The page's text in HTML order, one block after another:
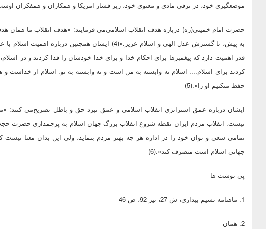
موضعگيرى خود، در ترقى مادى و معنوى خود، زير فشار امريكا و همكاران و همفكران
حضرت امام خميني(ره) درباره هدف انقلاب اسلامي‌مي فرمايند: «هدف انقلاب ما همان
به پيش، تا گسترش عدل الهى و اسلام عزيز.»(4) ايشان
قدر اهميت دارد كه پيغمبرها براى احكام خدا و براى خدا خودشان را فدا كردند و در
كردند براى اسلام.... اسلام نه وابسته به من است و نه وابسته به تو. اسلام از
حفظ مى‏كنيم او را».(5)
ايشان درباره عمق استراتژي انقلاب اسلامي و عمق نبرد حق و باطل تصريح‌مي کنند:
نيست. انقلاب مردم ايران نقطه شروع انقلاب بزرگ جهان اسلام به پرچمدارى حضرت
تمامى سعى و توان خود را در اداره هر چه بهتر مردم بنمايد، ولى اين بدان معنا
جهانى اسلام است منصرف كند».(6)
پي نوشت ها
1. ماهنامه نسيم بيداري، ش 27، تير 92، ص 46
2. همان